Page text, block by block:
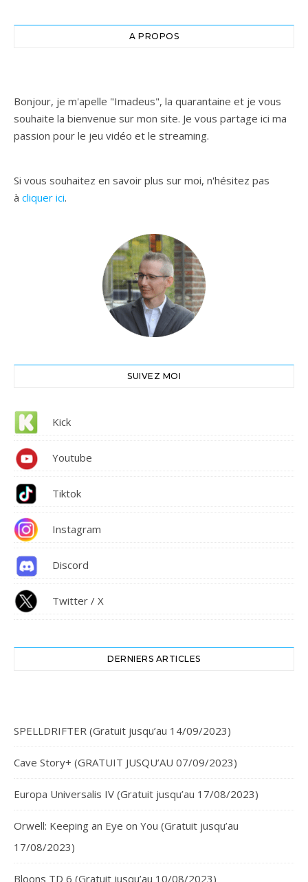
A PROPOS
Bonjour, je m'apelle "Imadeus", la quarantaine et je vous
souhaite la bienvenue sur mon site. Je vous partage ici ma
passion pour le jeu vidéo et le streaming.
Si vous souhaitez en savoir plus sur moi, n'hésitez pas
à cliquer ici.
SUIVEZ MOI
Kick
Youtube
Tiktok
Instagram
Discord
Twitter / X
DERNIERS ARTICLES
SPELLDRIFTER (Gratuit jusqu’au 14/09/2023)
Cave Story+ (GRATUIT JUSQU’AU 07/09/2023)
Europa Universalis IV (Gratuit jusqu’au 17/08/2023)
Orwell: Keeping an Eye on You (Gratuit jusqu’au
17/08/2023)
Bloons TD 6 (Gratuit jusqu’au 10/08/2023)